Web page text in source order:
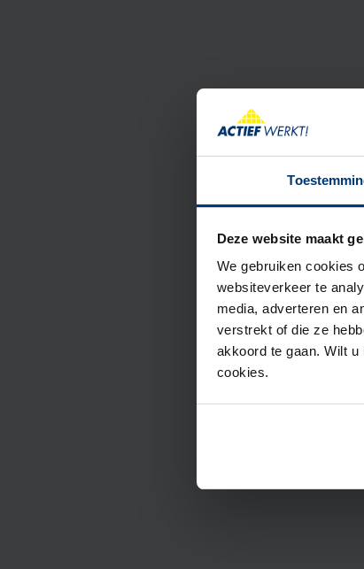
Deze website maakt
We gebruiken cookies
websiteverkeer te
media, adverteren en
verstrekt of die ze
akkoord te gaan. Wilt
cookies.